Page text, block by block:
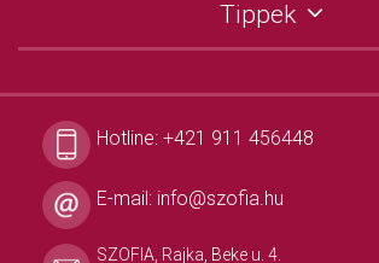
Tippek
Hotline: +421 911 456448
E-mail: info@szofia.hu
SZOFIA, Rajka, Beke u. 4.